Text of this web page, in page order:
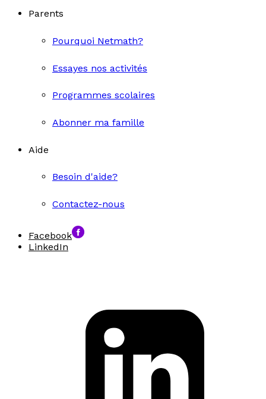
Parents
Pourquoi Netmath?
Essayes nos activités
Programmes scolaires
Abonner ma famille
Aide
Besoin d'aide?
Contactez-nous
Facebook
LinkedIn